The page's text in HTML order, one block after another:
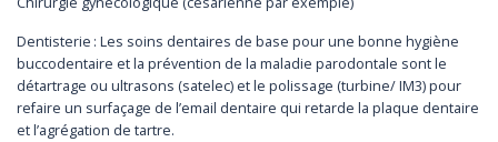
Dentisterie : Les soins dentaires de base pour une bonne hygiène
buccodentaire et la prévention de la maladie parodontale sont le
détartrage ou ultrasons (satelec) et le polissage (turbine/ IM3) pour
refaire un surfaçage de l’email dentaire qui retarde la plaque dentaire
et l’agrégation de tartre.